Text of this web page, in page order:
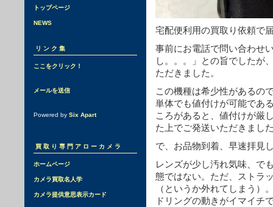
トップページ
NEWS
リンク集
ここをクリック！
メールを送信
Powered by Six Apart
買取り専門アローカメラ
ホームページ
カメラ買取名人学
カメラ提供意思表示カード
宅配便利用の買取り依頼で
事前にお電話で問い合わせ
し。。。」との旨でしたが
ただきました。
この機種は希少性があるの
単体でも値付けが可能であ
ころがあると、値付けが厳
た上でご発送いただきまし
で、お品物到着、早速拝見
レンズが少し汚れ気味、で
態ではない。ただ、ストラ
（というか外れてしまう）
ドリングの動きがイマイチ